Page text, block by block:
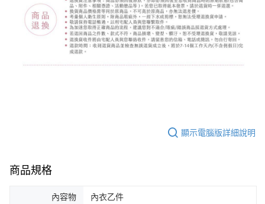
顯示電腦版詳細說明
商品規格
內容物 內衣乙件